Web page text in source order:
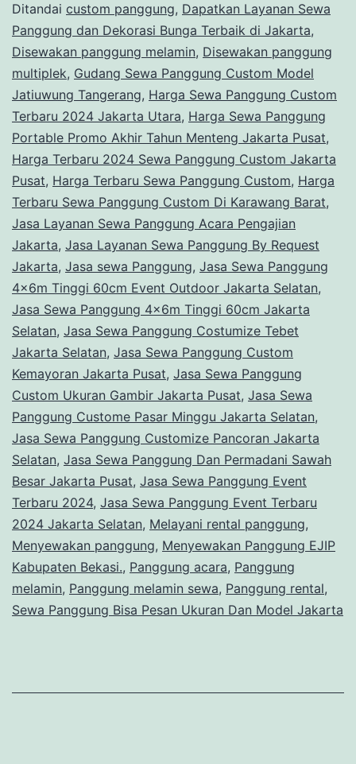
Jakarta
Ditandai custom panggung, Dapatkan Layanan Sewa
Panggung dan Dekorasi Bunga Terbaik di Jakarta,
Disewakan panggung melamin, Disewakan panggung
multiplek, Gudang Sewa Panggung Custom Model
Jatiuwung Tangerang, Harga Sewa Panggung Custom
Terbaru 2024 Jakarta Utara, Harga Sewa Panggung
Portable Promo Akhir Tahun Menteng Jakarta Pusat,
Harga Terbaru 2024 Sewa Panggung Custom Jakarta
Pusat, Harga Terbaru Sewa Panggung Custom, Harga
Terbaru Sewa Panggung Custom Di Karawang Barat,
Jasa Layanan Sewa Panggung Acara Pengajian
Jakarta, Jasa Layanan Sewa Panggung By Request
Jakarta, Jasa sewa Panggung, Jasa Sewa Panggung
4x6m Tinggi 60cm Event Outdoor Jakarta Selatan,
Jasa Sewa Panggung 4x6m Tinggi 60cm Jakarta
Selatan, Jasa Sewa Panggung Costumize Tebet
Jakarta Selatan, Jasa Sewa Panggung Custom
Kemayoran Jakarta Pusat, Jasa Sewa Panggung
Custom Ukuran Gambir Jakarta Pusat, Jasa Sewa
Panggung Custome Pasar Minggu Jakarta Selatan,
Jasa Sewa Panggung Customize Pancoran Jakarta
Selatan, Jasa Sewa Panggung Dan Permadani Sawah
Besar Jakarta Pusat, Jasa Sewa Panggung Event
Terbaru 2024, Jasa Sewa Panggung Event Terbaru
2024 Jakarta Selatan, Melayani rental panggung,
Menyewakan panggung, Menyewakan Panggung EJIP
Kabupaten Bekasi., Panggung acara, Panggung
melamin, Panggung melamin sewa, Panggung rental,
Sewa Panggung Bisa Pesan Ukuran Dan Model Jakarta